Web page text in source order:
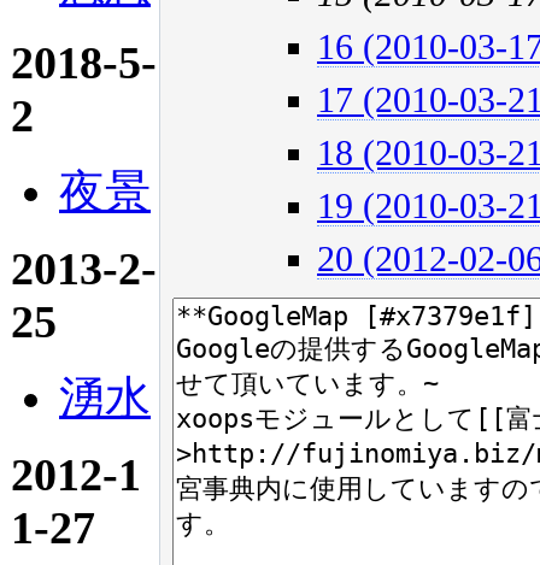
2018-5-
2
夜景
2013-2-
25
湧水
2012-1
1-27
16 (2010-03-
17 (2010-03-
18 (2010-03-
19 (2010-03-
20 (2012-02-